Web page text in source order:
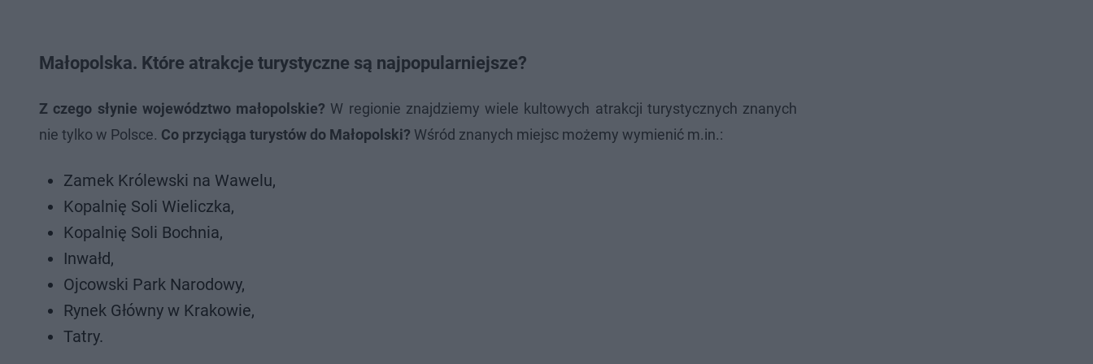
Małopolska. Które atrakcje turystyczne są najpopularniejsze?
Z czego słynie województwo małopolskie? W regionie znajdziemy wiele kultowych atrakcji turystycznych znanych
nie tylko w Polsce. Co przyciąga turystów do Małopolski? Wśród znanych miejsc możemy wymienić m.in.:
Zamek Królewski na Wawelu,
Kopalnię Soli Wieliczka,
Kopalnię Soli Bochnia,
Inwałd,
Ojcowski Park Narodowy,
Rynek Główny w Krakowie,
Tatry.